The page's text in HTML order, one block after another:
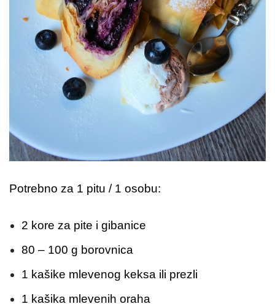
Potrebno za 1 pitu / 1 osobu:
2 kore za pite i gibanice
80 – 100 g borovnica
1 kašike mlevenog keksa ili prezli
1 kašika mlevenih oraha